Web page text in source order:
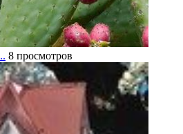
8 просмотров